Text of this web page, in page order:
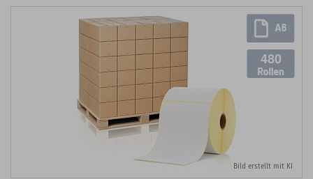
480
Bild erstellt mit KI